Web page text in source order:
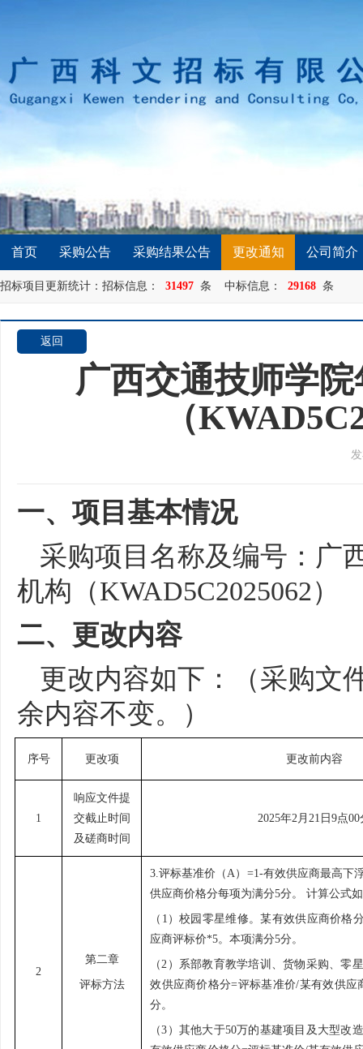
首页 采购公告 采购结果公告 更改通知 公司简介
招标项目更新统计：招标信息： 31497 条 中标信息： 29168 条
返回
广西交通技师学
（
一、项目基本情况
采购项目 名称及编号： 广
机构（KWAD5C2025062）
二、更改内容
更改内容如下 ： （采购文
余内容不变。）
序号 更改项 更改前内容
1
响应文件提
交截止时间
及磋商时间
2025年2月21 日9点00
2
第二章
评标方法
3.评标基准价（A）=1-有效供应商最高下
供应商价格分每项为满分5分。 计算公式
（ 1）校园零星维修。某有效供应商价格
应商评标价*5。本项满分5分。
（2 ）系部教育教学培训、货物采购、零
效供应商价格分=评标基准价/某有效供应
分。
（3）其他大于50万的基建项目及大型改